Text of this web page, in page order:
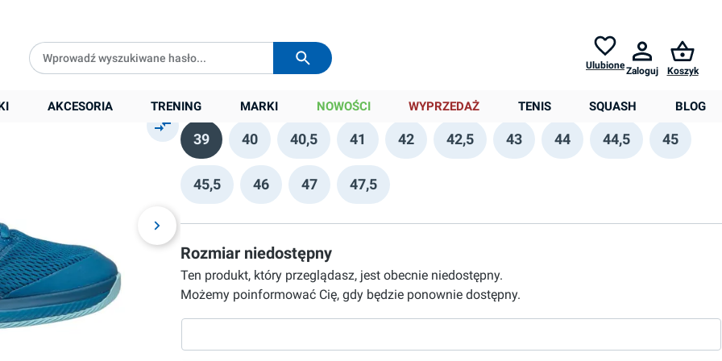
UlubioneZaloguj Koszyk
AKCESORIA TRENING MARKI NOWOŚCI WYPRZEDAŻ TENIS SQUASH BLOG
379,90 zł
Cena sugerowana: 589,00 zł
Rozmiar
39 40 40,5 41 42 42,5 43 44 44,5 45
45,5 46 47 47,5
Rozmiar niedostępny
Ten produkt, który przeglądasz, jest obecnie niedostępny.
Możemy poinformować Cię, gdy będzie ponownie dostępny.